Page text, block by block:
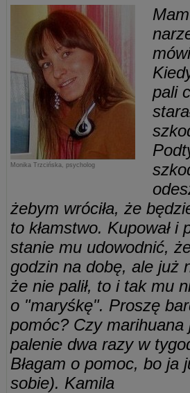
Monika Trzcińska, psycholog
pali
żebym wróciła, że
to kłamstwo. Kupował i
stanie mu udowodnić,
godzin na dobę, ale już
że nie palił, to i tak mu
o "maryśkę". Proszę
pomóc? Czy
palenie dwa razy w
Błagam o pomoc, bo
sobie). Kamila